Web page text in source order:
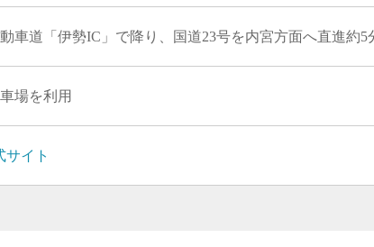
車道「伊勢IC」で降り、国道23号を内宮方面へ直進約5
場を利用
サイト